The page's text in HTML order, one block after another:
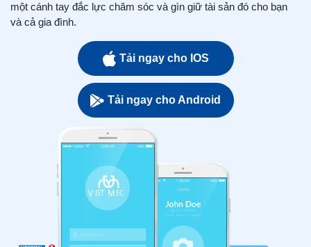
một cánh tay đắc lực chăm sóc và gìn giữ tài sản đó cho bạn
và cả gia đình.
Tải ngay cho IOS
Tải ngay cho Android